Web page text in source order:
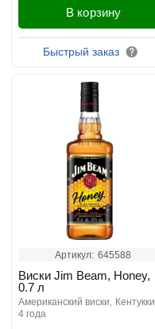
В корзину
Быстрый заказ
Артикул: 645588
Виски Jim Beam, Honey,
0.7 л
американский виски
кентукки
4 года